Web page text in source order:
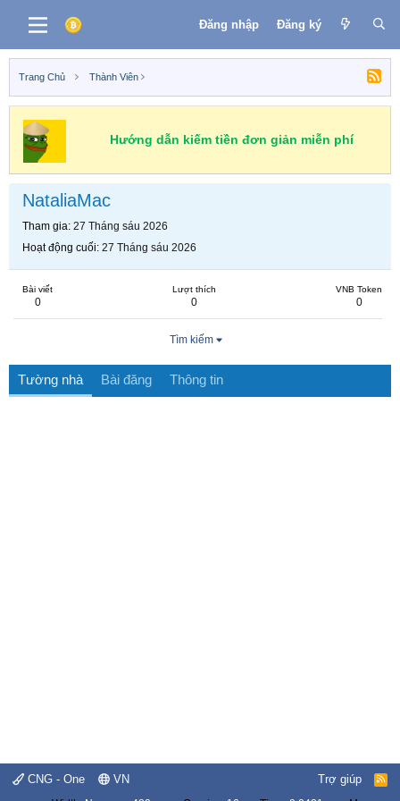
Đăng nhập Đăng ký
Trang Chủ Thành Viên
Hướng dẫn kiếm tiền đơn giản miễn phí
NataliaMac
Tham gia 27 Tháng sáu 2026
Hoạt động cuối 27 Tháng sáu 2026
Bài viết
0
Lượt thích
0
VNB Token
0
Tìm kiếm
Tường nhà Bài đăng Thông tin
CNG - One VN Trợ giúp
R